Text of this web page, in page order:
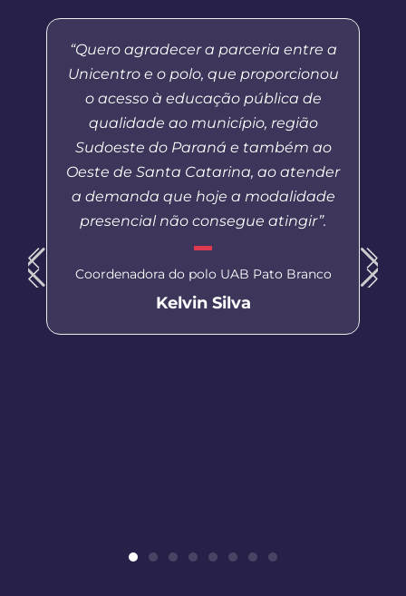
“Quero agradecer a parceria entre a
Unicentro e o polo, que proporcionou
o acesso à educação pública de
qualidade ao município, região
Sudoeste do Paraná e também ao
Oeste de Santa Catarina, ao atender
a demanda que hoje a modalidade
presencial não consegue atingir”.
Coordenadora do polo UAB Pato Branco
Kelvin Silva